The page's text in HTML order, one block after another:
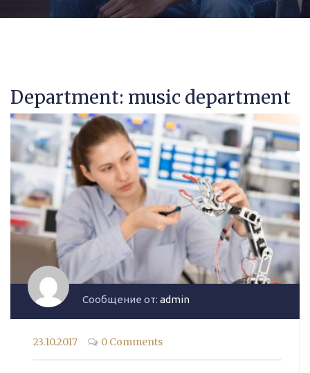
Department: music department
Сообщение от: admin
23.10.2017 0 Comments